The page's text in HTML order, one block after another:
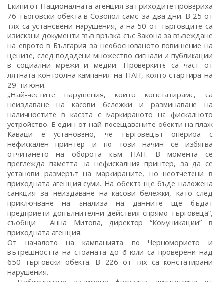
Екипи от Националната агенция за приходите провериха
76 търговски обекта в Созопол само за два дни. В 25 от
тях са установени нарушения, а на 50 от търговците са
изискани документи във връзка със Закона за въвеждане
на еврото в България за необоснованото повишение на
цените, след подадени множество сигнали и публикации
в социални мрежи и медии. Проверките са част от
лятната контролна кампания на НАП, която стартира на
29-ти юни.
„Най-честите нарушения, които констатираме, са
неиздаване на касови бележки и разминаване на
наличностите в касата с маркираното на фискалното
устройство. В един от най-посещаваните обекти на плаж
Каваци е установено, че търговецът оперира с
нефискален принтер и по този начин се избягва
отчитането на оборота към НАП. В момента се
преглежда паметта на нефискалния принтер, за да се
установи размерът на маркираните, но неотчетени в
приходната агенция суми. На обекта ще бъде наложена
санкция за неиздаване на касови бележки, като след
приключване на анализа на данните ще бъдат
предприети допълнителни действия спрямо търговеца“,
съобщи Анна Митова, директор “Комуникации” в
приходната агенция.
От началото на кампанията по Черноморието и
вътрешността на страната до 6 юли са проверени над
650 търговски обекта. В 226 от тях са констатирани
нарушения.